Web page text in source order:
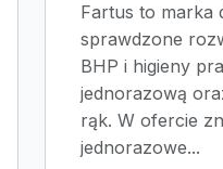
Fartus to marka
sprawdzone
BHP i higieny
jednorazową
rąk. W ofercie
jednorazowe...